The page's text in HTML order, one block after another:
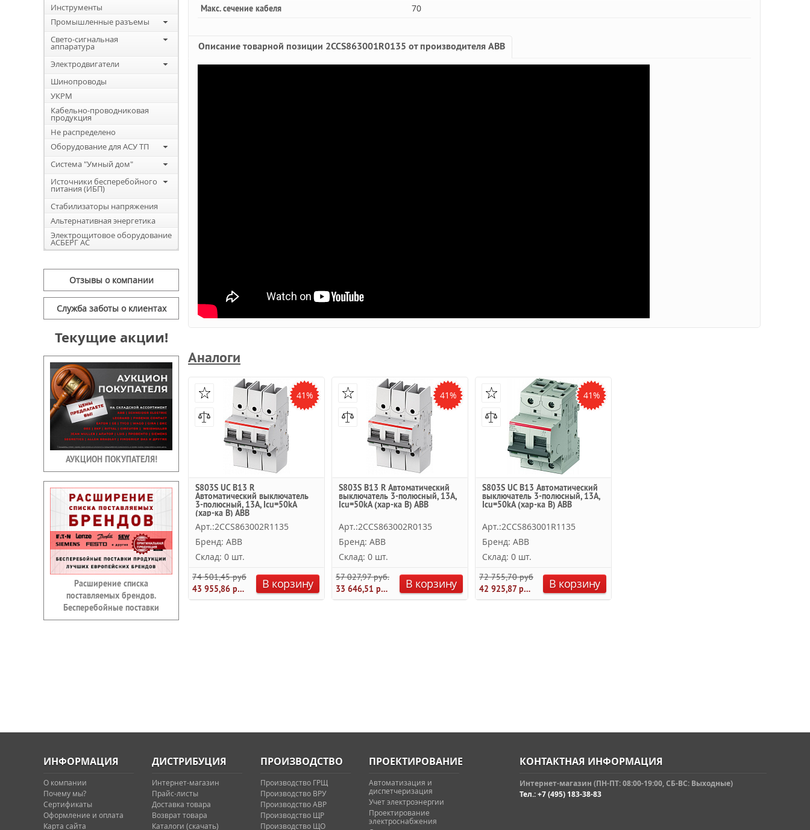
Инструменты
Промышленные разъемы
Свето-сигнальная
аппаратура
Электродвигатели
Шинопроводы
УКРМ
Кабельно-проводниковая
продукция
Не распределено
Оборудование для АСУ ТП
Система "Умный дом"
Источники бесперебойного
питания (ИБП)
Стабилизаторы напряжения
Альтернативная энергетика
Электрощитовое оборудование
АСБЕРГ АС
Отзывы о компании
Служба заботы о клиентах
Текущие акции!
АУКЦИОН ПОКУПАТЕЛЯ!
Расширение списка
поставляемых брендов.
Бесперебойные поставки
Макс. сечение кабеля 70
Описание товарной позиции 2CCS863001R0135 от производителя ABB
Аналоги
41%
S803S UC B13 R
Автоматический выключатель
3-полюсный, 13А, Icu=50kA
(хар-ка B) ABB
Арт.:2CCS863002R1135
Бренд: ABB
Склад: 0 шт.
74 501,45 руб.
43 955,86 руб.
В корзину
41%
S803S B13 R Автоматический
выключатель 3-полюсный, 13А,
Icu=50kA (хар-ка B) ABB
Арт.:2CCS863002R0135
Бренд: ABB
Склад: 0 шт.
57 027,97 руб.
33 646,51 руб.
В корзину
41%
S803S UC B13 Автоматический
выключатель 3-полюсный, 13А,
Icu=50kA (хар-ка B) ABB
Арт.:2CCS863001R1135
Бренд: ABB
Склад: 0 шт.
72 755,70 руб.
42 925,87 руб.
В корзину
ИНФОРМАЦИЯ
О компании
Почему мы?
Сертификаты
Оформление и оплата
Карта сайта
ДИСТРИБУЦИЯ
Интернет-магазин
Прайс-листы
Доставка товара
Возврат товара
Каталоги (скачать)
ПРОИЗВОДСТВО
Производство ГРЩ
Производство ВРУ
Производство АВР
Производство ЩР
Производство ЩО
ПРОЕКТИРОВАНИЕ
Автоматизация и
диспетчеризация
Учет электроэнергии
Проектирование
электроснабжения
КОНТАКТНАЯ ИНФОРМАЦИЯ
Интернет-магазин (ПН-ПТ: 08:00-19:00, СБ-ВС: Выходные)
Тел.: +7 (495) 183-38-83